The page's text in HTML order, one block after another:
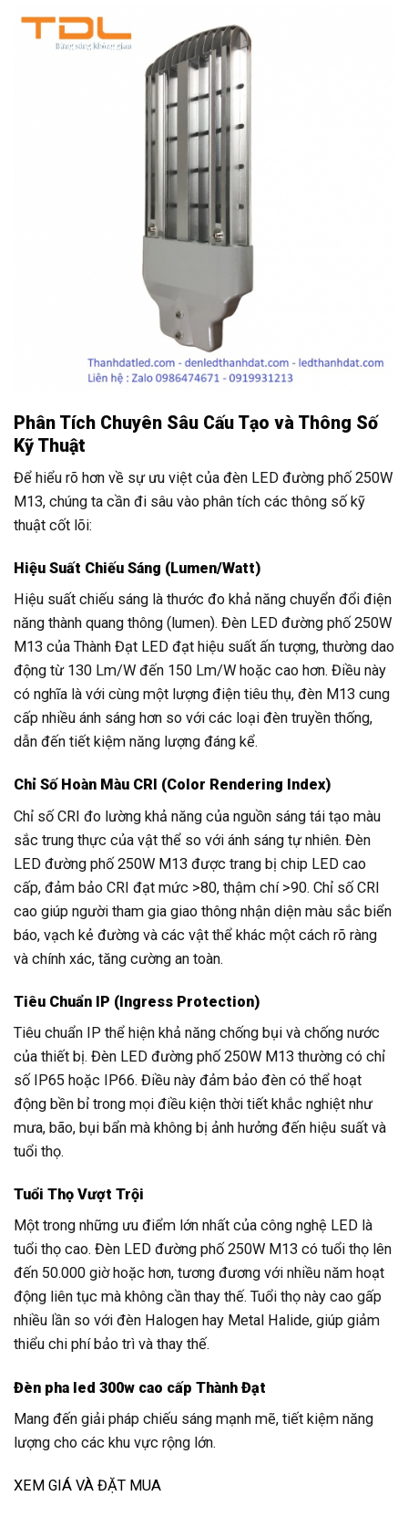
Phân Tích Chuyên Sâu Cấu Tạo và Thông Số
Kỹ Thuật
Để hiểu rõ hơn về sự ưu việt của đèn LED đường phố 250W
M13, chúng ta cần đi sâu vào phân tích các thông số kỹ
thuật cốt lõi:
Hiệu Suất Chiếu Sáng (Lumen/Watt)
Hiệu suất chiếu sáng là thước đo khả năng chuyển đổi điện
năng thành quang thông (lumen). Đèn LED đường phố 250W
M13 của Thành Đạt LED đạt hiệu suất ấn tượng, thường dao
động từ 130 Lm/W đến 150 Lm/W hoặc cao hơn. Điều này
có nghĩa là với cùng một lượng điện tiêu thụ, đèn M13 cung
cấp nhiều ánh sáng hơn so với các loại đèn truyền thống,
dẫn đến tiết kiệm năng lượng đáng kể.
Chỉ Số Hoàn Màu CRI (Color Rendering Index)
Chỉ số CRI đo lường khả năng của nguồn sáng tái tạo màu
sắc trung thực của vật thể so với ánh sáng tự nhiên. Đèn
LED đường phố 250W M13 được trang bị chip LED cao
cấp, đảm bảo CRI đạt mức >80, thậm chí >90. Chỉ số CRI
cao giúp người tham gia giao thông nhận diện màu sắc biển
báo, vạch kẻ đường và các vật thể khác một cách rõ ràng
và chính xác, tăng cường an toàn.
Tiêu Chuẩn IP (Ingress Protection)
Tiêu chuẩn IP thể hiện khả năng chống bụi và chống nước
của thiết bị. Đèn LED đường phố 250W M13 thường có chỉ
số IP65 hoặc IP66. Điều này đảm bảo đèn có thể hoạt
động bền bỉ trong mọi điều kiện thời tiết khắc nghiệt như
mưa, bão, bụi bẩn mà không bị ảnh hưởng đến hiệu suất và
tuổi thọ.
Tuổi Thọ Vượt Trội
Một trong những ưu điểm lớn nhất của công nghệ LED là
tuổi thọ cao. Đèn LED đường phố 250W M13 có tuổi thọ lên
đến 50.000 giờ hoặc hơn, tương đương với nhiều năm hoạt
động liên tục mà không cần thay thế. Tuổi thọ này cao gấp
nhiều lần so với đèn Halogen hay Metal Halide, giúp giảm
thiểu chi phí bảo trì và thay thế.
Đèn pha led 300w cao cấp Thành Đạt
Mang đến giải pháp chiếu sáng mạnh mẽ, tiết kiệm năng
lượng cho các khu vực rộng lớn.
XEM GIÁ VÀ ĐẶT MUA